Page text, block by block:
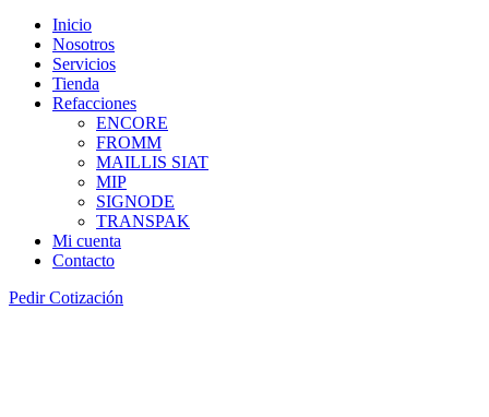
Inicio
Nosotros
Servicios
Tienda
Refacciones
ENCORE
FROMM
MAILLIS SIAT
MIP
SIGNODE
TRANSPAK
Mi cuenta
Contacto
Pedir Cotización